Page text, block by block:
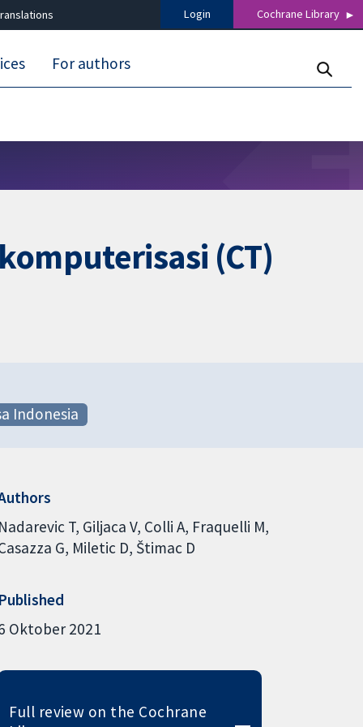
Login Cochrane Library
For authors
(CT)
Indonesia
Nadarevic T Giljaca V Colli A Fraquelli M
G Miletic D Štimac D
Published
Oktober 2021
Full review on the Cochrane